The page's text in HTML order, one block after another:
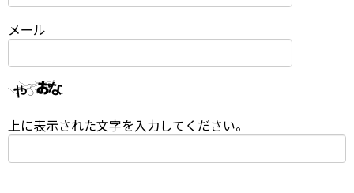
メール
上に表示された文字を入力してください。